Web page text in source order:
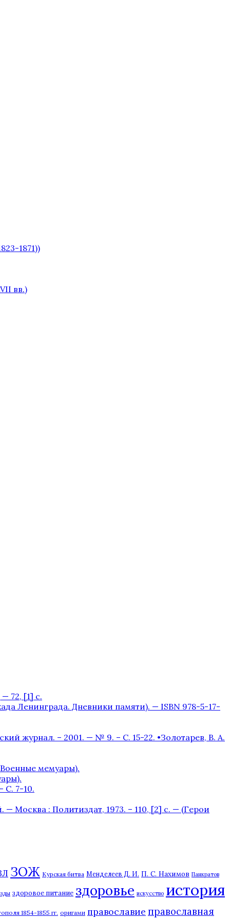
1871))
вв.)
72, [1] с.
Ленинграда. Дневники памяти). — ISBN 978-5-17-
журнал. – 2001. — № 9. – С. 15-22. •Золотарев, В. А.
мемуары).
С. 7-10.
: Политиздат, 1973. – 110, [2] с. — (Герои
ЗОЖ Курская битва Менделеев Д. И. П. С. Нахимов Панкратов
здоровое питание здоровье искусство история
1854-1855 гг. оригами православие православная